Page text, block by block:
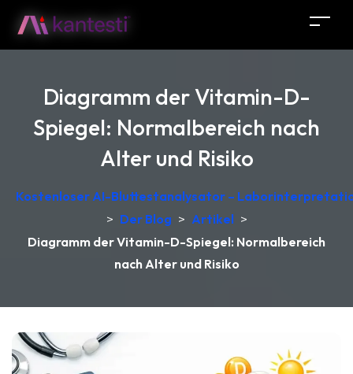
Diagramm der Vitamin-D-
Spiegel: Normalbereich nach
Alter und Risiko
Kostenloser AI-Bluttestanalysator –
> Der Blog > Artikel >
Diagramm der Vitamin-D-Spiegel: Normalbereich
nach Alter und Risiko